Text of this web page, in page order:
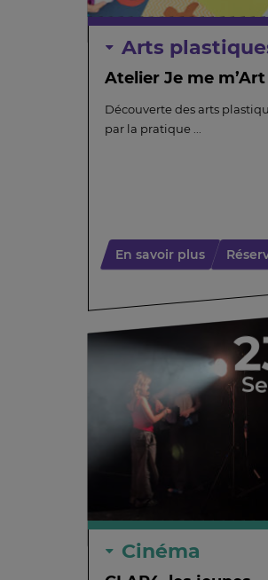
Arts
Atelier Je me m’Art
Découverte des arts
par la pratique ...
En savoir plus
Cinéma